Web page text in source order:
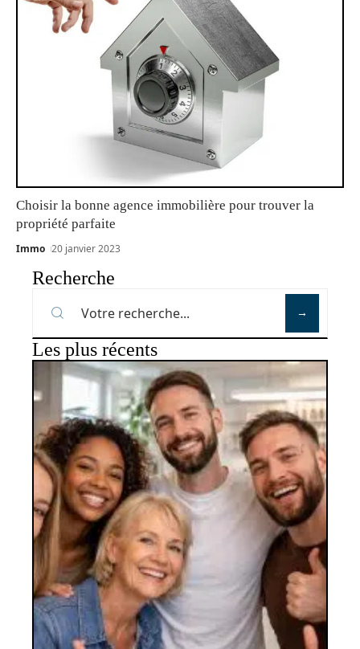
Choisir la bonne agence immobilière pour trouver la
propriété parfaite
Immo 20 janvier 2023
Recherche
Les plus récents